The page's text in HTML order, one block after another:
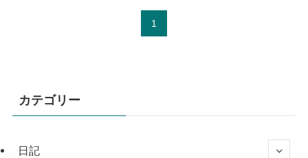
1
カテゴリー
日記